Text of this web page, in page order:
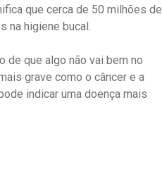
que cerca de 50 milhões de
na higiene bucal.
de que algo não vai bem no
grave como o câncer e a
indicar uma doença mais